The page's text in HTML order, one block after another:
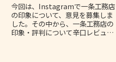
今回は、Instagramで一条工務店
の印象について、意見を募集しま
した。その中から、一条工務店の
印象・評判について辛口レビュー